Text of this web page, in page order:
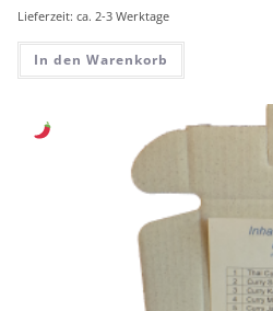
Lieferzeit: ca. 2-3 Werktage
In den Warenkorb